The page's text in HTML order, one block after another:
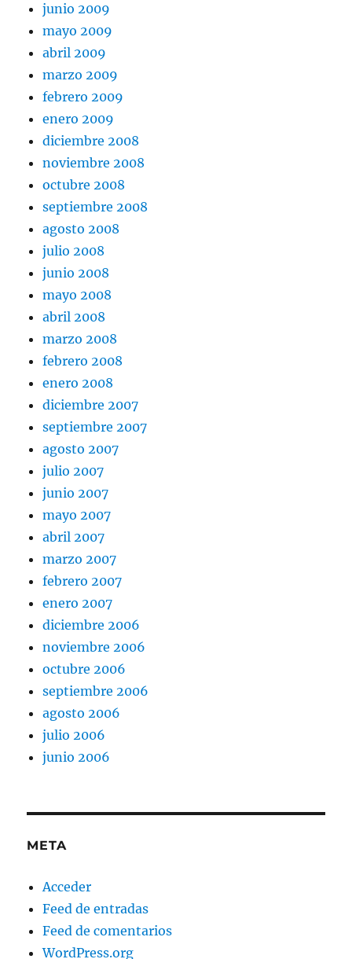
junio 2009
mayo 2009
abril 2009
marzo 2009
febrero 2009
enero 2009
diciembre 2008
noviembre 2008
octubre 2008
septiembre 2008
agosto 2008
julio 2008
junio 2008
mayo 2008
abril 2008
marzo 2008
febrero 2008
enero 2008
diciembre 2007
septiembre 2007
agosto 2007
julio 2007
junio 2007
mayo 2007
abril 2007
marzo 2007
febrero 2007
enero 2007
diciembre 2006
noviembre 2006
octubre 2006
septiembre 2006
agosto 2006
julio 2006
junio 2006
META
Acceder
Feed de entradas
Feed de comentarios
WordPress.org